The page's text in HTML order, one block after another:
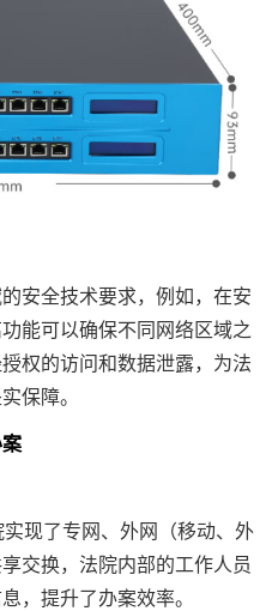
全技术要求，例如，在安
能可以确保不同网络区域之
权的访问和数据泄露，为法
保障。
现了专网、外网（移动、外
交换，法院内部的工作人员
，提升了办案效率。